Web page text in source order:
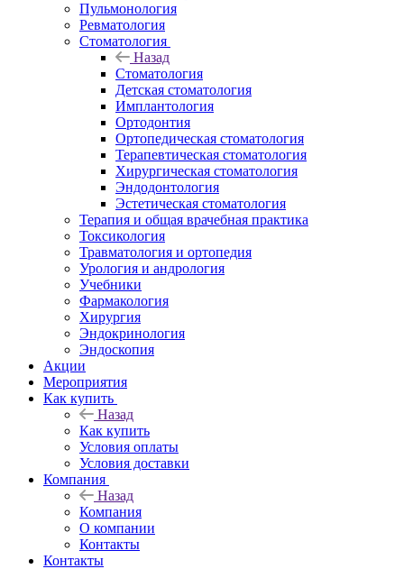
Пульмонология
Ревматология
Стоматология
Назад
Стоматология
Детская стоматология
Имплантология
Ортодонтия
Ортопедическая стоматология
Терапевтическая стоматология
Хирургическая стоматология
Эндодонтология
Эстетическая стоматология
Терапия и общая врачебная практика
Токсикология
Травматология и ортопедия
Урология и андрология
Учебники
Фармакология
Хирургия
Эндокринология
Эндоскопия
Акции
Мероприятия
Как купить
Назад
Как купить
Условия оплаты
Условия доставки
Компания
Назад
Компания
О компании
Контакты
Контакты